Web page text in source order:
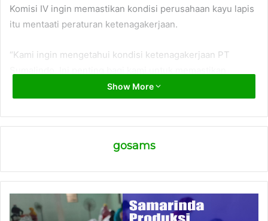
Komisi IV ingin memastikan kondisi perusahaan kayu lapis
itu mentaati peraturan ketenagakerjaan.
“Kami ingin mengetahui kondisi ketenagakerjaan PT
keamanan dan kenyamanan bekerja,” kata Sopian.
Sidak komisi IV itu, selain Ahmat Sopian juga beberapa
ingin mengetahui jam kerja dan penerapan Peraturan
Pemerintah tentang Kelengkapan Keamanan Kerja.
Show More
gosams